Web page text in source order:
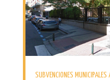
SUBVENCIONES MUNICIPALES